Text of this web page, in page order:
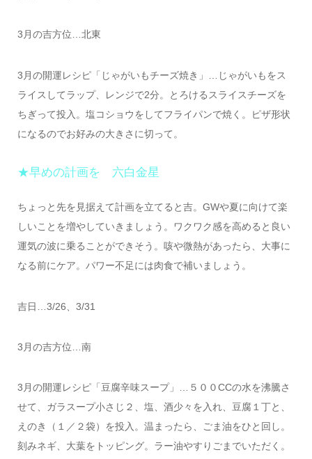
3月の吉方位…北東
3月の開運レシピ「じゃがいもチーズ焼き」…じゃがいもをス
ライスしてラップ、レンジで2分。とろけるスライスチーズを
ちぎって投入。塩コショウをしてフライパンで焼く。ピザ形状
になるのでお好みの大きさに切って。
★早めの計画を 六白金星
ちょっと先を見据えて計画を立てると吉。GWや夏に向けて楽
しいことを増やしていきましょう。ワクワク感を高めると良い
運気の波に乗ることができそう。咳や微熱があったら、大事に
なる前にケア。パワー不足には肉食で補いましょう。
吉日…3/26、3/31
3月の吉方位…南
3月の開運レシピ「豆腐辛味スープ」…５００CCの水を沸騰さ
せて、ガラスープ小さじ２、塩、酒少々を入れ、豆腐１丁と、
えのき（１／２袋）を投入。温まったら、ごま油をひと回し。
刻みネギ、大葉をトッピング。ラー油やすりごまでいただく。